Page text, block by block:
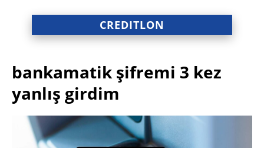
CREDITLON
bankamatik şifremi 3 kez
yanlış girdim